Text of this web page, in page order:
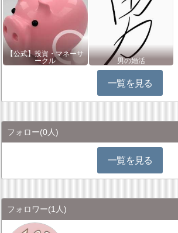
【公式】投資・マネーサ
ークル
男の婚活
一覧を見る
フォロー(0人)
一覧を見る
フォロワー(1人)